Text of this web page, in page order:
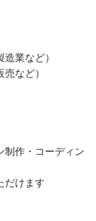
業など）
など）
制作・コーディン
だけます